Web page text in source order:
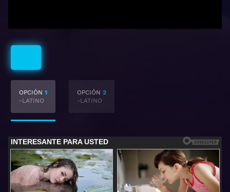
OPCIÓN 1
-LATINO
OPCIÓN 2
-LATINO